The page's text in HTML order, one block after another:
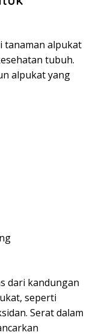
tanaman alpukat
tubuh.
alpukat yang
dari kandungan
seperti
Serat dalam